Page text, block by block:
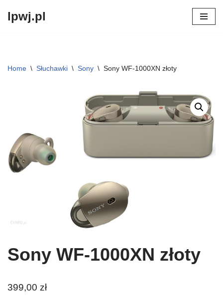
lpwj.pl
Home \ Słuchawki \ Sony \ Sony WF-1000XN złoty
Sony WF-1000XN złoty
399,00 zł